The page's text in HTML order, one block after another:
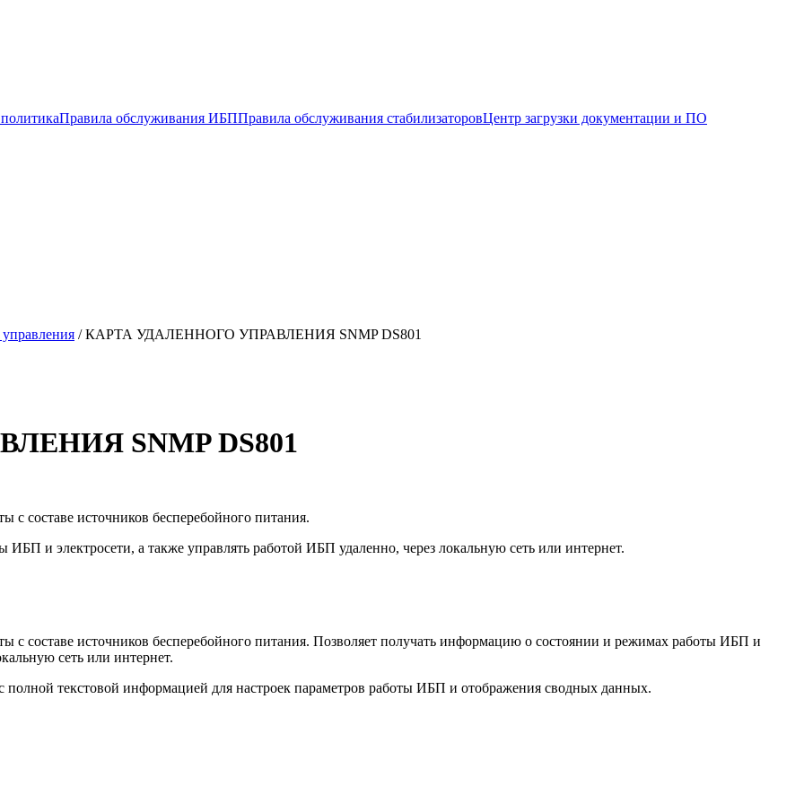
Правила обслуживания ИБППравила обслуживания стабилизаторовЦентр загрузки документации и ПО
/КАРТА УДАЛЕННОГО УПРАВЛЕНИЯ SNMP DS801
SNMP DS801
составе источников бесперебойного питания.
и электросети, а также управлять работой ИБП удаленно, через локальную сеть или интернет.
с составе источников бесперебойного питания. Позволяет получать информацию о состоянии и режимах работы ИБП и
сеть или интернет.
текстовой информацией для настроек параметров работы ИБП и отображения сводных данных.